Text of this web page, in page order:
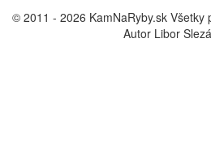
© 2011 - 2026 KamNaRyby.sk Všetky
Autor Libor